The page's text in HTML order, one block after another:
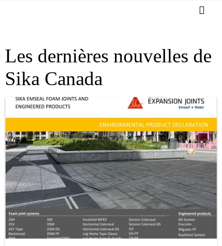
Les dernières nouvelles de
Sika Canada